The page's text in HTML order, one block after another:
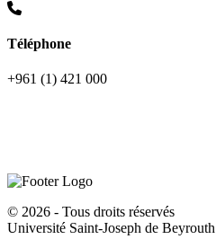
Téléphone
+961 (1) 421 000
© 2026 - Tous droits réservés
Université Saint-Joseph de Beyrouth